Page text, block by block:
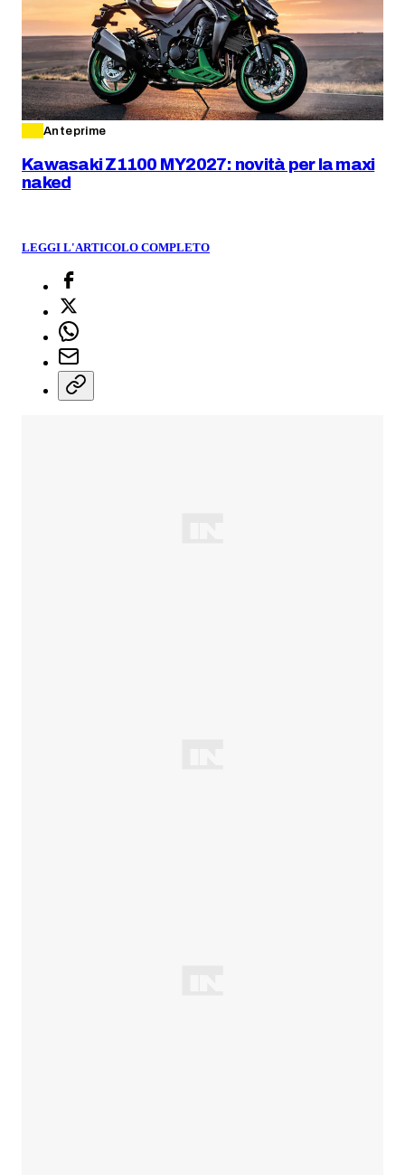
Anteprime
Kawasaki Z1100 MY2027: novità per la maxi
naked
LEGGI L'ARTICOLO COMPLETO